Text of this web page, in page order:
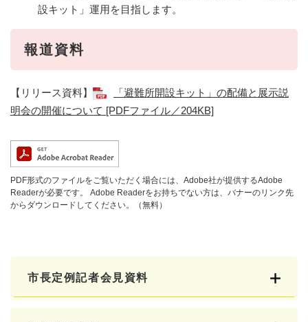
設キット」運用を目指します。
報道資料
【リリース資料】
「避難所開設キット」の配備と展示説
明会の開催について [PDFファイル／204KB]
PDF形式のファイルをご覧いただく場合には、Adobe社が提供するAdobe
Readerが必要です。
Adobe Readerをお持ちでない方は、バナーのリンク先
からダウンロードしてください。（無料）
市長定例記者会見資料